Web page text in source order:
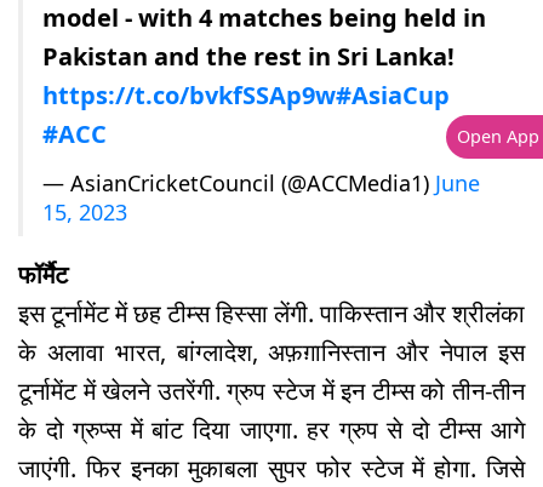
model - with 4 matches being held in
Pakistan and the rest in Sri Lanka!
https://t.co/bvkfSSAp9w#AsiaCup
#ACC
— AsianCricketCouncil (@ACCMedia1) June
15, 2023
फॉर्मैट
इस टूर्नामेंट में छह टीम्स हिस्सा लेंगी. पाकिस्तान और श्रीलंका
के अलावा भारत, बांग्लादेश, अफ़ग़ानिस्तान और नेपाल इस
टूर्नामेंट में खेलने उतरेंगी. ग्रुप स्टेज में इन टीम्स को तीन-तीन
के दो ग्रुप्स में बांट दिया जाएगा. हर ग्रुप से दो टीम्स आगे
जाएंगी. फिर इनका मुकाबला सुपर फोर स्टेज में होगा. जिसे
Open App